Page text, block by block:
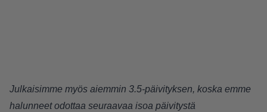
Julkaisimme myös aiemmin 3.5-päivityksen, koska emme
halunneet odottaa seuraavaa isoa päivitystä